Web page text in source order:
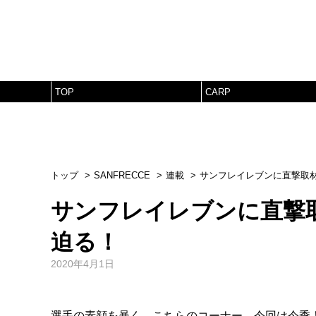
TOP CARP
トップ SANFRECCE 連載 サンフレイレブンに直撃取
サンフレイレブンに直撃
迫る！
2020年4月1日